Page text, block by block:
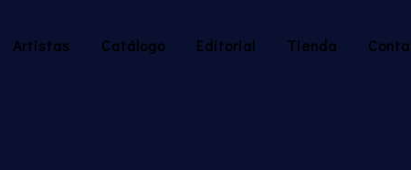
Artistas Catálogo Editorial Tienda